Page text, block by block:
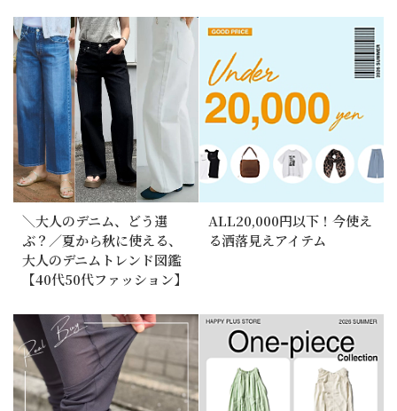
＼大人のデニム、どう選
ぶ？／夏から秋に使える、
大人のデニムトレンド図鑑
【40代50代ファッション】
ALL20,000円以下！今使え
る洒落見えアイテム